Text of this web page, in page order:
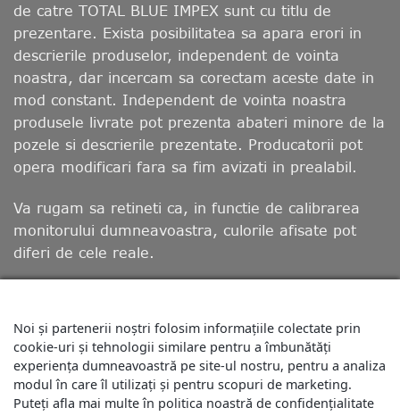
de catre TOTAL BLUE IMPEX sunt cu titlu de
prezentare. Exista posibilitatea sa apara erori in
descrierile produselor, independent de vointa
noastra, dar incercam sa corectam aceste date in
mod constant. Independent de vointa noastra
produsele livrate pot prezenta abateri minore de la
pozele si descrierile prezentate. Producatorii pot
opera modificari fara sa fim avizati in prealabil.
Va rugam sa retineti ca, in functie de calibrarea
monitorului dumneavoastra, culorile afisate pot
diferi de cele reale.
DESPRE NOI BLOG LIVRARE
MODALITATI DE PLATA
RETUR
POLITICA DE UTILIZARE COOKIE-URI
POLITICĂ DE CONFIDENȚIALITATE
TERMENII ȘI CONDIȚIILE
REGULAMENTE CONCURSURI
PROGRAM FIDELIZARE SI PUNCTE BONUS
ANPC ANSVSA
Noi și partenerii noștri folosim informațiile colectate prin
cookie-uri și tehnologii similare pentru a îmbunătăți
experiența dumneavoastră pe site-ul nostru, pentru a analiza
modul în care îl utilizați și pentru scopuri de marketing.
Puteți afla mai multe în politica noastră de confidențialitate